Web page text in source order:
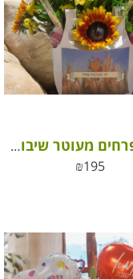
סידור פרחים מעוטר שיבולים לשבועות
₪195